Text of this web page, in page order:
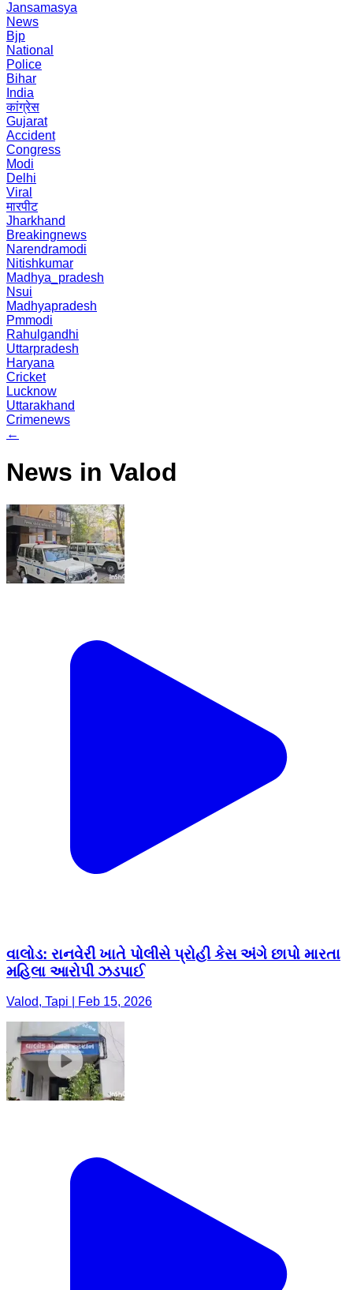
Jansamasya
News
Bjp
National
Police
Bihar
India
कांग्रेस
Gujarat
Accident
Congress
Modi
Delhi
Viral
मारपीट
Jharkhand
Breakingnews
Narendramodi
Nitishkumar
Madhya_pradesh
Nsui
Madhyapradesh
Pmmodi
Rahulgandhi
Uttarpradesh
Haryana
Cricket
Lucknow
Uttarakhand
Crimenews
←
News in Valod
વાલોડ: રાનવેરી ખાતે પોલીસે પ્રોહી કેસ અંગે છાપો મારતા
મહિલા આરોપી ઝડપાઈ
Valod, Tapi | Feb 15, 2026